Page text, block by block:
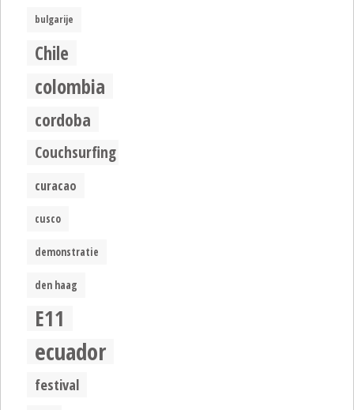
bulgarije
Chile
colombia
cordoba
Couchsurfing
curacao
cusco
demonstratie
den haag
E11
ecuador
festival